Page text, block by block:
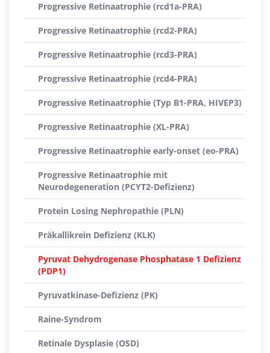
Progressive Retinaatrophie (rcd1a-PRA)
Progressive Retinaatrophie (rcd2-PRA)
Progressive Retinaatrophie (rcd3-PRA)
Progressive Retinaatrophie (rcd4-PRA)
Progressive Retinaatrophie (Typ B1-PRA, HIVEP3)
Progressive Retinaatrophie (XL-PRA)
Progressive Retinaatrophie early-onset (eo-PRA)
Progressive Retinaatrophie mit
Neurodegeneration (PCYT2-Defizienz)
Protein Losing Nephropathie (PLN)
Präkallikrein Defizienz (KLK)
Pyruvat Dehydrogenase Phosphatase 1 Defizienz
(PDP1)
Pyruvatkinase-Defizienz (PK)
Raine-Syndrom
Retinale Dysplasie (OSD)